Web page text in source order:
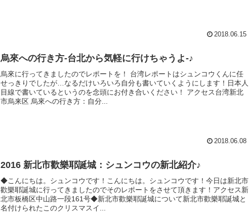
2018.06.15
烏來への行き方-台北から気軽に行けちゃうよ-♪
烏來に行ってきましたのでレポートを！ 台湾レポートはシュンコウくんに任
せっきりでしたが…なるだけいろいろ自分も書いていくようにします！日本人
目線で書いているというのを念頭にお付き合いください！ アクセス台湾新北
市烏来区 烏來への行き方：自分...
2018.06.08
2016 新北市歡樂耶誕城：シュンコウの新北紹介♪
◆こんにちは。シュンコウです！こんにちは。シュンコウです！今日は新北市
歡樂耶誕城に行ってきましたのでそのレポートをさせて頂きます！アクセス新
北市板橋区中山路一段161号◆新北市歡樂耶誕城について新北市歡樂耶誕城と
名付けられたこのクリスマスイ...